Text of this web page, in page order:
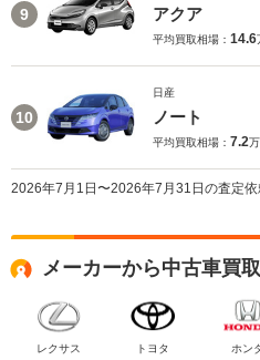
9 アクア
平均買取相場： 14.6
10
日産
ノート
平均買取相場： 7.2
2026年7月1日〜2026年7月31日の査定依
メーカーから中古車買
レクサス トヨタ ホン